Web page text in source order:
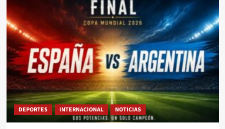
DEPORTES INTERNACIONAL NOTICIAS